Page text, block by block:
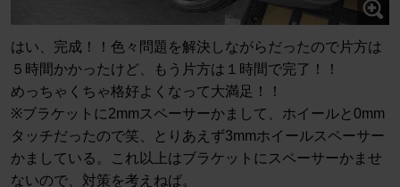
はい、完成！！色々問題を解決しながらだったので片方は
５時間かかったけど、もう片方は１時間で完了！！
めっちゃくちゃ格好よくなって大満足！！
※ブラケットに2mmスペーサーかまして、ホイールと0mm
タッチだったので笑、とりあえず3mmホイールスペーサー
かましている。これ以上はブラケットにスペーサーかませ
ないので、対策を考えねば。